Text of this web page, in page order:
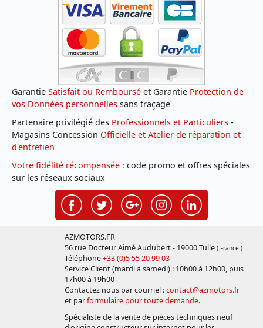
Garantie Satisfait ou Remboursé et Garantie Protection de
vos Données personnelles sans traçage
Partenaire privilégié des Professionnels et Particuliers -
Magasins Concession Officielle et Atelier de réparation et
d'entretien
Votre fidélité récompensée : code promo et offres spéciales
sur les réseaux sociaux
AZMOTORS.FR
56 rue Docteur Aimé Audubert - 19000 Tulle ( France )
Téléphone+33 (0)5 55 20 99 03
Service Client (mardi à samedi) : 10h00 à 12h00, puis
17h00 à 19h00
Contactez nous par courriel :contact@azmotors.fr
et parformulaire pour toute demande.
Spécialiste de la vente de pièces techniques neuf